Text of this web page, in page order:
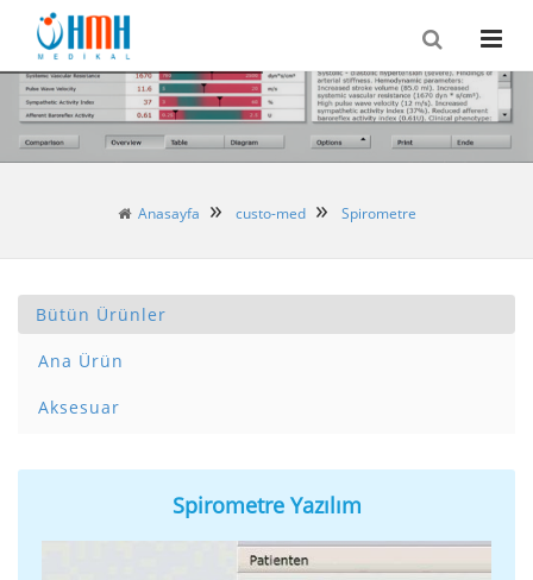
Anasayfa custo-med Spirometre
Bütün Ürünler
Ana Ürün
Aksesuar
Spirometre Yazılım